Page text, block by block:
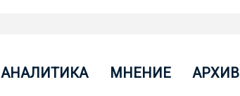
АНАЛИТИКА МНЕНИЕ АРХИВ